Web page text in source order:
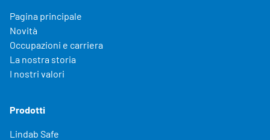
Pagina principale
Novità
Occupazioni e carriera
La nostra storia
I nostri valori
Prodotti
Lindab Safe